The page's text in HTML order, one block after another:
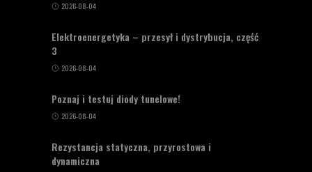
2026-08-04
Elektroenergetyka – przesył i dystrybucja, część
3
2026-08-04
Poznaj i testuj diody tunelowe!
2026-08-04
Rezystancja statyczna, przyrostowa i
dynamiczna